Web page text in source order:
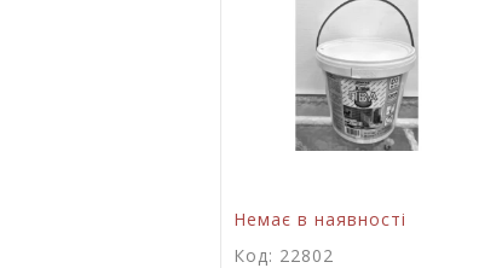
Немає в наявності
Код: 22802